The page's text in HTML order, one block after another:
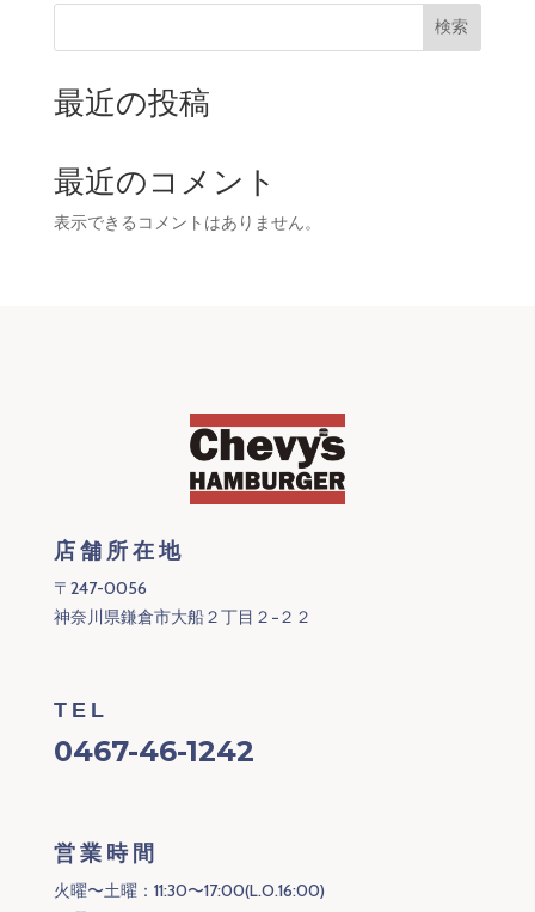
検索
最近の投稿
最近のコメント
表示できるコメントはありません。
店舗所在地
〒247-0056
神奈川県鎌倉市大船２丁目２−２２
TEL
0467-46-1242
営業時間
火曜〜土曜：11:30〜17:00(L.O.16:00)